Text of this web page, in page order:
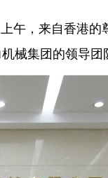
午，来自香港
械集团的领导团